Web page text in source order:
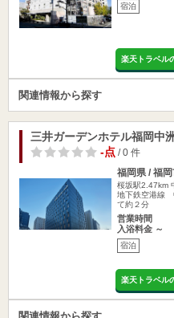
宿泊
楽天トラベル
関連情報から探す
三井ガーデンホテル福岡中洲
-点/ 0 件
福岡県 / 福
桜坂駅2.47km
地下鉄空港線
て約２分
営業時間
入浴料金 ～
宿泊
楽天トラベル